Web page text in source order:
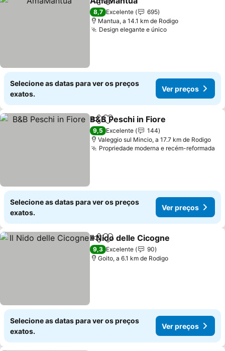
PartilharAdicionar aos favoritos
8,7 Excelente
695
Mantua, a 14.1 km de Rodigo
Design elegante e único
Selecione as datas para ver os preços
exatos.
Ver preços
PartilharAdicionar aos favoritos
B&B Peschi in Fiore
9,5 Excelente
144
Valeggio sul Mincio, a 17.7 km de Rodigo
Propriedade moderna e recém-reformada
Selecione as datas para ver os preços
exatos.
Ver preços
PartilharAdicionar aos favoritos
Il Nido delle Cicogne
9,3 Excelente
90
Goito, a 6.1 km de Rodigo
Selecione as datas para ver os preços
exatos.
Ver preços